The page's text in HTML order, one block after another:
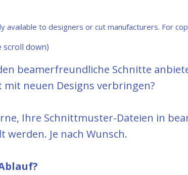
available to designers or cut manufacturers. For
down)
beamerfreundliche Schnitte
neuen Designs verbringen?
Ihre Schnittmuster-Dateien in
werden. Je nach Wunsch.